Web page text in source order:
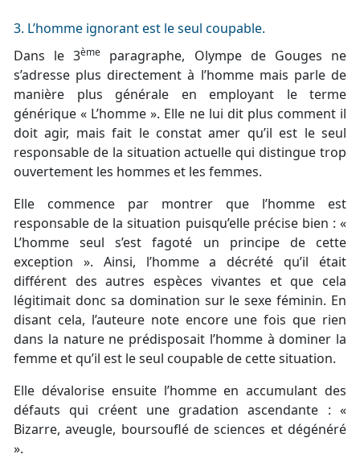
3. L’homme ignorant est le seul coupable.
Dans le 3ème
paragraphe, Olympe de Gouges ne
s’adresse plus directement à l’homme mais parle de
manière plus générale en employant le terme
générique « L’homme ». Elle ne lui dit plus comment il
doit agir, mais fait le constat amer qu’il est le seul
responsable de la situation actuelle qui distingue trop
ouvertement les hommes et les femmes.
Elle commence par montrer que l’homme est
responsable de la situation puisqu’elle précise bien : «
L’homme seul s’est fagoté un principe de cette
exception ». Ainsi, l’homme a décrété qu’il était
différent des autres espèces vivantes et que cela
légitimait donc sa domination sur le sexe féminin. En
disant cela, l’auteure note encore une fois que rien
dans la nature ne prédisposait l’homme à dominer la
femme et qu’il est le seul coupable de cette situation.
Elle dévalorise ensuite l’homme en accumulant des
défauts qui créent une gradation ascendante : «
Bizarre, aveugle, boursouflé de sciences et dégénéré
».